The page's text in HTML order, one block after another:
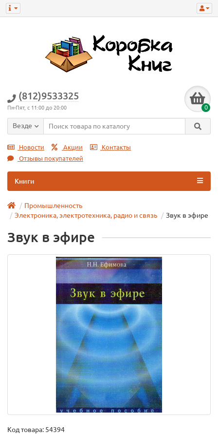
(812)9533325
Пн-Пят, с 11:00 до 20:00 0
Везде
Новости Акции
Контакты
Отзывы покупателей
Книги
Промышленность
Электроника, электротехника, радио и связь
Звук в эфире
Звук в эфире
Код товара: 54394